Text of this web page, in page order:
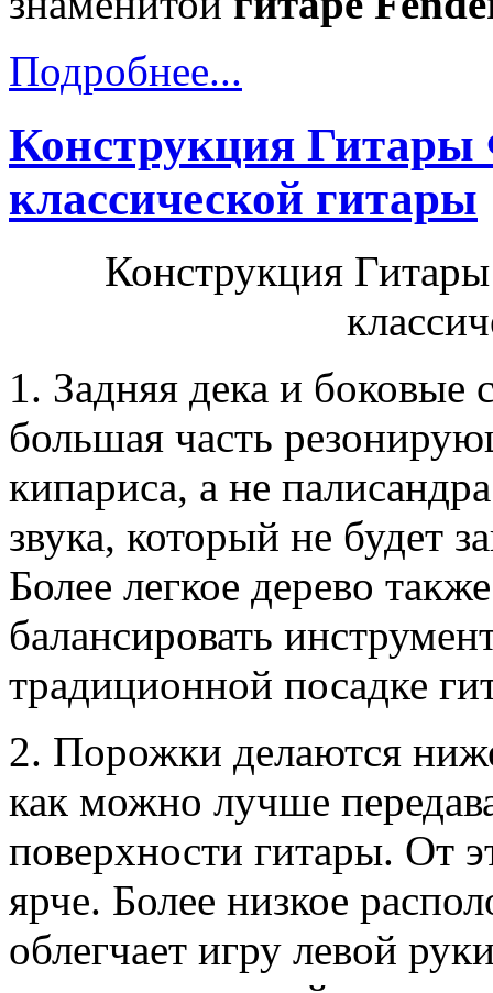
Подробнее...
Конструкция Гитары
классической гитары
Конструкция
1. Задняя дека и боковые
большая часть
кипариса, а не
звука, который не будет
Более легкое дерево
балансировать
традиционной посадке
2. Порожки делаются
как можно лучше
поверхности гитары. От
ярче. Более низкое
облегчает игру левой